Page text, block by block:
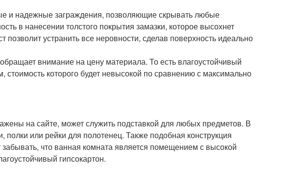
и надежные заграждения, позволяющие скрывать любые
в нанесении толстого покрытия замазки, которое высохнет
позволит устранить все неровности, сделав поверхность идеально
внимание на цену материала. То есть влагоустойчивый
которого будет невысокой по сравнению с максимально
на сайте, может служить подставкой для любых предметов. В
или рейки для полотенец. Также подобная конструкция
забывать, что ванная комната является помещением с высокой
гипсокартон.